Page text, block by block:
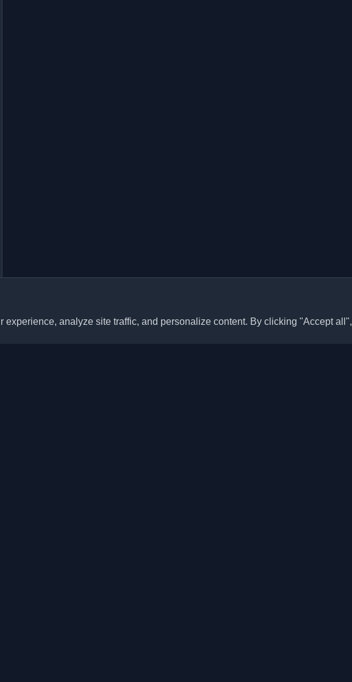
experience, analyze site traffic, and personalize content. By clicking "Accept